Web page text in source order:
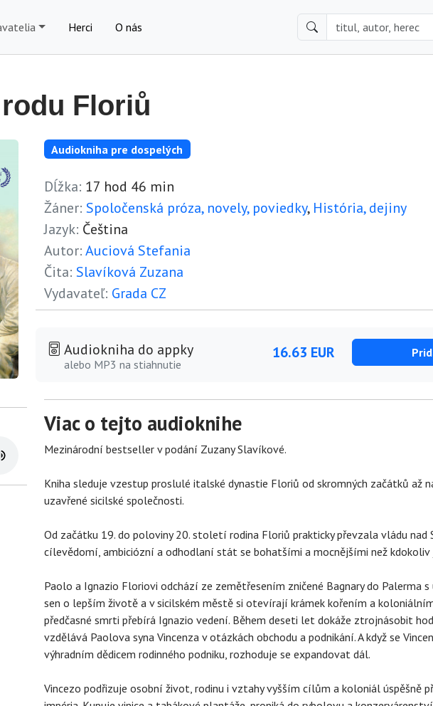
Herci O nás
Floriů
Audiokniha pre dospelých
Dĺžka: 17 hod 46 min
Žáner: Spoločenská próza, novely, poviedky, História, dejiny
Jazyk: Čeština
Autor:Auciová Stefania
Čita: Slavíková Zuzana
Vydavateľ: Grada CZ
Audiokniha do appky
alebo MP3 na stiahnutie
16.63 EUR
Viac o tejto audioknihe
Mezinárodní bestseller v podání Zuzany Slavíkové.
Kniha sleduje vzestup proslulé italské dynastie Floriů od skromných začátků až
uzavřené sicilské společnosti.
Od začátku 19. do poloviny 20. století rodina Floriů prakticky převzala vládu nad
cílevědomí, ambiciózní a odhodlaní stát se bohatšími a mocnějšími než kdokoliv
Paolo a Ignazio Floriovi odchází ze zemětřesením zničené Bagnary do Palerma
sen o lepším životě a v sicilském městě si otevírají krámek kořením a
předčasné smrti přebírá Ignazio vedení. Během deseti let dokáže ztrojnásobit
vzdělává Paolova syna Vincenza v otázkách obchodu a podnikání. A když se
výhradním dědicem rodinného podniku, rozhoduje se expandovat dál.
Vincezo podřizuje osobní život, rodinu i vztahy vyšším cílům a koloniál úspěšně